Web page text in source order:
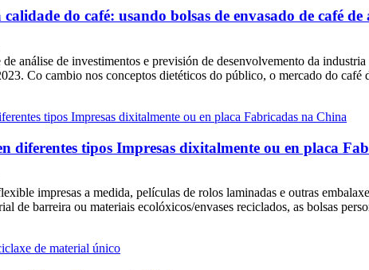
do café: usando bolsas de envasado de café
análise de investimentos e previsión de desenvolvemento da
Co cambio nos conceptos dietéticos do público, o mercado do café
diferentes tipos Impresas dixitalmente ou en placa
impresas a medida, películas de rolos laminadas e outras
de barreira ou materiais ecolóxicos/envases reciclados, as bolsas